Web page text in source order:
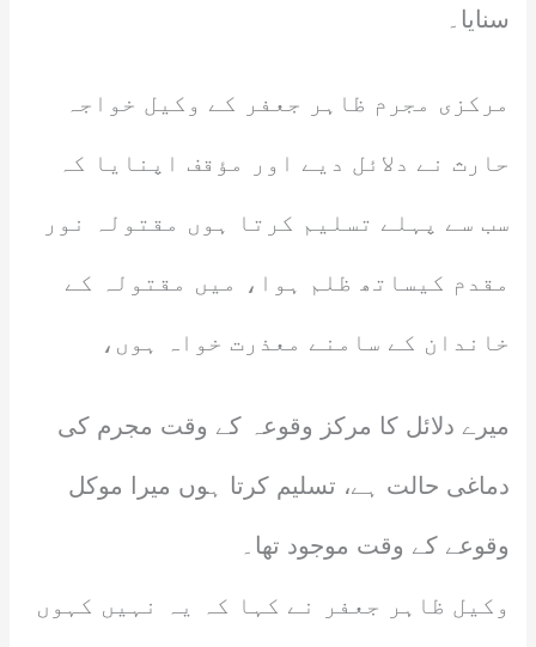
سنایا۔
مرکزی مجرم ظاہر جعفر کے وکیل خواجہ
حارث نے دلائل دیے اور مؤقف اپنایا کہ
سب سے پہلے تسلیم کرتا ہوں مقتولہ نور
مقدم کیساتھ ظلم ہوا، میں مقتولہ کے
خاندان کے سامنے معذرت خواہ ہوں،
میرے دلائل کا مرکز وقوعہ کے وقت مجرم کی
دماغی حالت ہے، تسلیم کرتا ہوں میرا موکل
وقوعے کے وقت موجود تھا۔
وکیل ظاہر جعفر نے کہا کہ یہ نہیں کہوں